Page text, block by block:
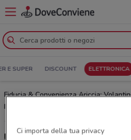
E SUPER DISCOUNT ELETTRONICA
Fiducia & Convenienza Ariccia:
Indirizzi
Ci importa della tua privacy